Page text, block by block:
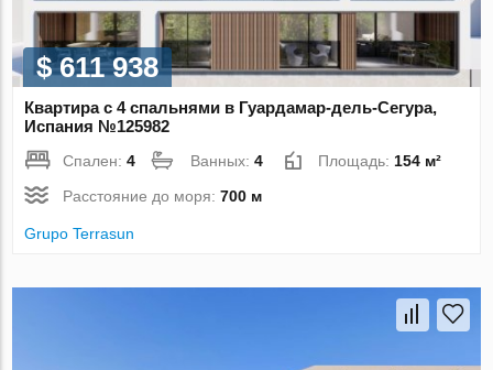
$ 611 938
Квартира с 4 спальнями в Гуардамар-дель-Сегура,
Испания №125982
Спален:4 Ванных:4 Площадь: 154 м²
Расстояние до моря:700 м
Grupo Terrasun